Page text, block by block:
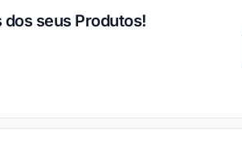
dos seus Produtos!